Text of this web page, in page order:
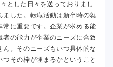
とした日々を送っておりまし
ました。転職活動は新卒時の就
に重要です。企業が求める能
者の能力が企業のニーズに合致
ん。そのニーズもいつ具体的な
その枠が埋まるかということ